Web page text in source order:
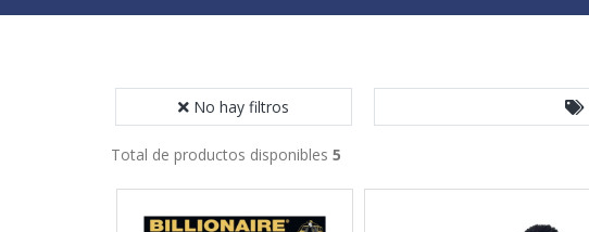
No hay filtros
Total de productos disponibles 5